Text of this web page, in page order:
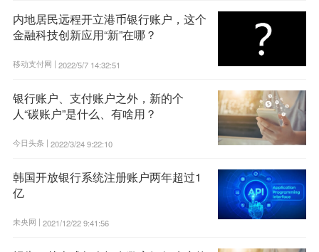
内地居民远程开立港币银行账户，这个
金融科技创新应用“新”在哪？
移动支付网 | 2022/5/7 14:32:51
银行账户、支付账户之外，新的个
人“碳账户”是什么、有啥用？
今日头条 | 2022/3/24 9:22:10
韩国开放银行系统注册账户两年超过1
亿
未央网 | 2021/12/22 9:41:56